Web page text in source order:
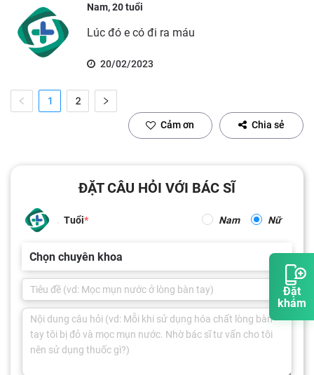
Đặt
khám
Nam, 20 tuổi
Lúc đó e có đi ra máu
20/02/2023
1 2
Cảm ơn Chia sẻ
ĐẶT CÂU HỎI VỚI BÁC SĨ
Tuổi Nam Nữ
Chọn chuyên khoa